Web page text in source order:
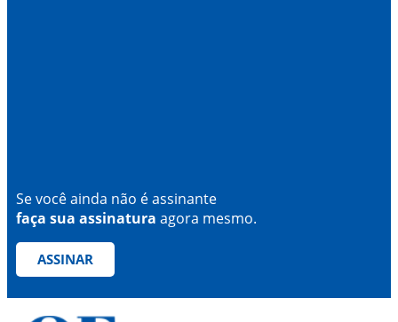
Se você ainda não é assinante
faça sua assinatura agora mesmo.
ASSINAR